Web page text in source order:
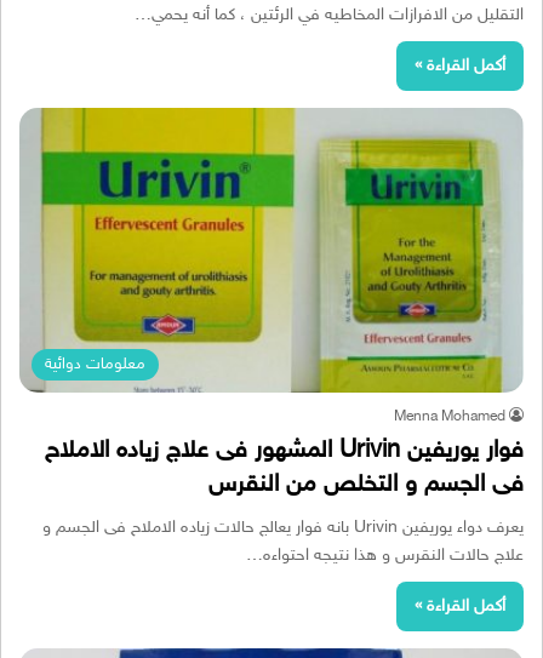
التقليل من الافرازات المخاطيه في الرئتين ، كما أنه يحمي…
أكمل القراءة »
معلومات دوائية
Menna Mohamed
فوار يوريفين Urivin المشهور فى علاج زياده الاملاح
فى الجسم و التخلص من النقرس
يعرف دواء يوريفين Urivin بانه فوار يعالج حالات زياده الاملاح فى الجسم و
علاج حالات النقرس و هذا نتيجه احتواءه…
أكمل القراءة »